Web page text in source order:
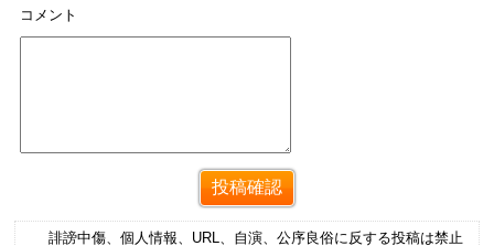
コメント
誹謗中傷、個人情報、URL、自演、公序良俗に反する投稿は禁止